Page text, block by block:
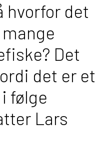
hvorfor det
Det
det er et
følge
Lars